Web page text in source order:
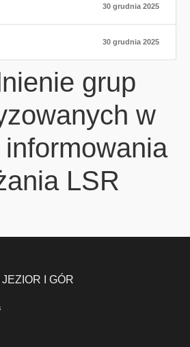
30 grudnia 2025
30 grudnia 2025
grup
w
LSR
I GÓR